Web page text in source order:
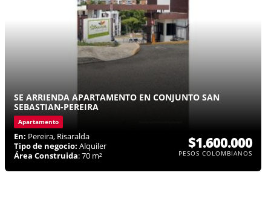
SE ARRIENDA APARTAMENTO EN CONJUNTO SAN
SEBASTIAN-PEREIRA
Apartamento
En: Pereira, Risaralda
Tipo de negocio: Alquiler
Área Construida: 70 m²
$1.600.000
PESOS COLOMBIANOS